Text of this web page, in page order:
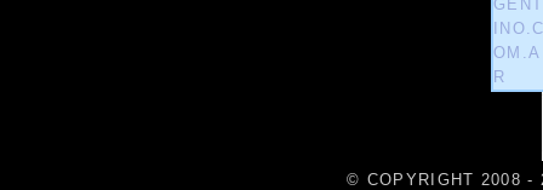
© COPYRIGHT 2008